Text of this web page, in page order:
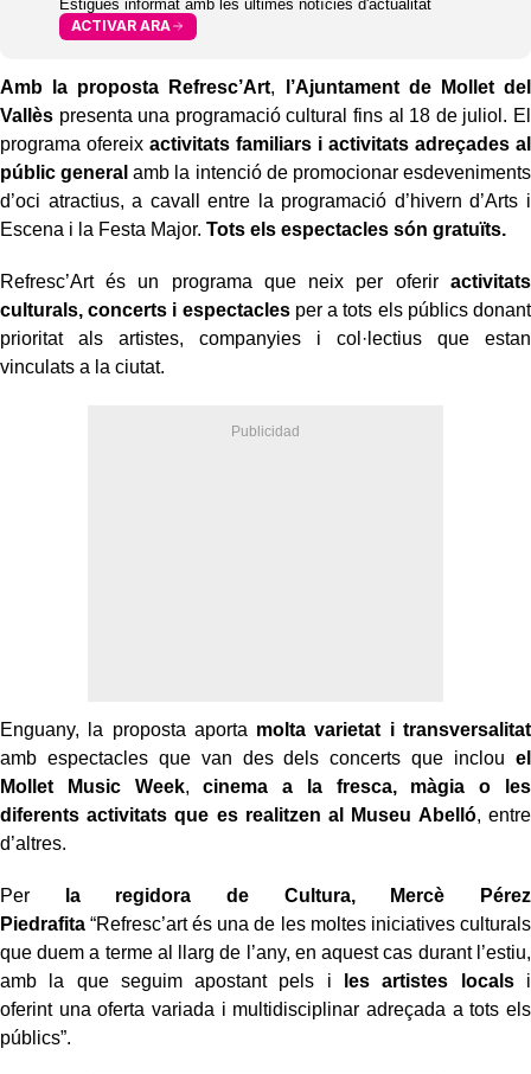
Estigues informat amb les últimes notícies d'actualitat
ACTIVAR ARA
Amb la proposta Refresc’Art,
l’Ajuntament de Mollet del
Vallès presenta una programació cultural fins al 18 de juliol. El
programa ofereix activitats familiars i activitats adreçades al
públic general amb la intenció de promocionar esdeveniments
d’oci atractius, a cavall entre la programació d’hivern d’Arts i
Escena i la Festa Major. Tots els espectacles són gratuïts.
Refresc’Art és un programa que neix per oferir activitats
culturals, concerts i espectaclesper a tots els públics donant
prioritat als artistes, companyies i col·lectius que estan
vinculats a la ciutat.
Enguany, la proposta aporta molta varietat i transversalitat
amb espectacles que van des dels concerts que inclou el
Mollet Music Week,cinema a la fresca, màgia o les
diferents activitats que es realitzen al Museu Abelló, entre
d’altres.
Per
la regidora de Cultura, Mercè Pérez
Piedrafita “Refresc’art és una de les moltes iniciatives culturals
que duem a terme al llarg de l’any, en aquest cas durant l’estiu,
amb la que seguim apostant pels i
les artistes localsi
oferint una oferta variada i multidisciplinar adreçada a tots els
públics”.